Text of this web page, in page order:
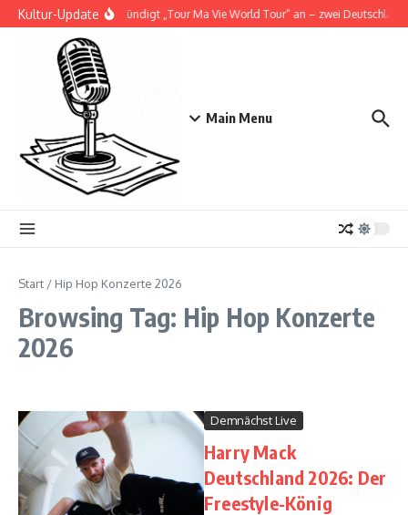
Zum Inhalt springen
Kultur-UpdateDoja Cat kündigt „Tour Ma Vie World Tour“ an – zwei
Main Menu
Start / Hip Hop Konzerte 2026
Browsing Tag: Hip Hop Konzerte
2026
Demnächst Live
Harry Mack
Deutschland 2026: Der
Freestyle-König